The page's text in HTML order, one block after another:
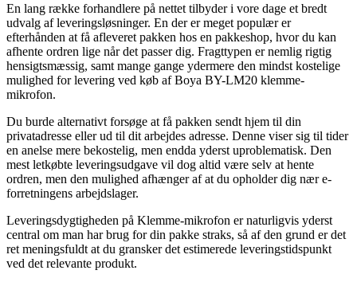
En lang række forhandlere på nettet tilbyder i vore dage et bredt
udvalg af leveringsløsninger. En der er meget populær er
efterhånden at få afleveret pakken hos en pakkeshop, hvor du kan
afhente ordren lige når det passer dig. Fragttypen er nemlig rigtig
hensigtsmæssig, samt mange gange ydermere den mindst kostelige
mulighed for levering ved køb af Boya BY-LM20 klemme-
mikrofon.
Du burde alternativt forsøge at få pakken sendt hjem til din
privatadresse eller ud til dit arbejdes adresse. Denne viser sig til tider
en anelse mere bekostelig, men endda yderst uproblematisk. Den
mest letkøbte leveringsudgave vil dog altid være selv at hente
ordren, men den mulighed afhænger af at du opholder dig nær e-
forretningens arbejdslager.
Leveringsdygtigheden på Klemme-mikrofon er naturligvis yderst
central om man har brug for din pakke straks, så af den grund er det
ret meningsfuldt at du gransker det estimerede leveringstidspunkt
ved det relevante produkt.